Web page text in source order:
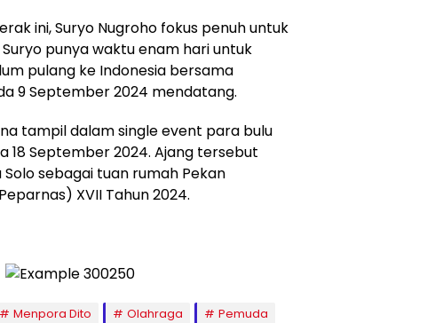
ini, Suryo Nugroho fokus penuh untuk
punya waktu enam hari untuk
pulang ke Indonesia bersama
9 September 2024 mendatang.
tampil dalam single event para bulu
18 September 2024. Ajang tersebut
sebagai tuan rumah Pekan
XVII Tahun 2024.
Menpora Dito Olahraga Pemuda